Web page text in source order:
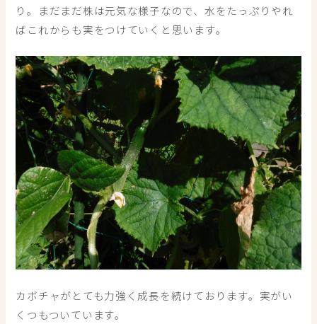
り。まだまだ株は元気な様子なので、水をたっぷりやれ
ばこれからも実をつけていくと思います。
カボチャがとても力強く成長を続けております。実がい
くつもついています。